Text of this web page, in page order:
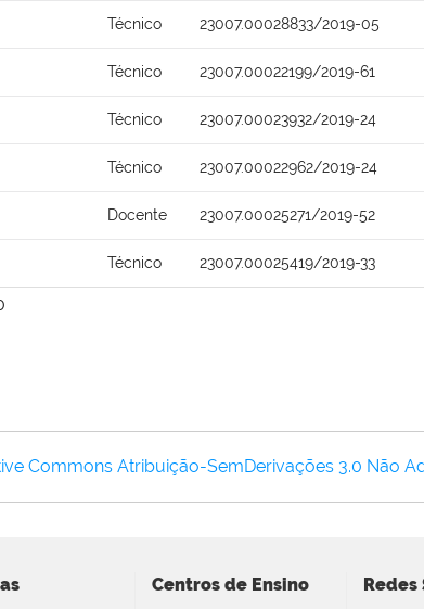
Técnico 23007.00028833/2019-05
Técnico 23007.00022199/2019-61
Técnico 23007.00023932/2019-24
Técnico 23007.00022962/2019-24
Docente 23007.00025271/2019-52
Técnico 23007.00025419/2019-33
Commons Atribuição-SemDerivações 3.0 Não
Centros de Ensino Redes